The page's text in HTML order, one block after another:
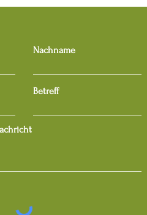
Nachname
Betreff